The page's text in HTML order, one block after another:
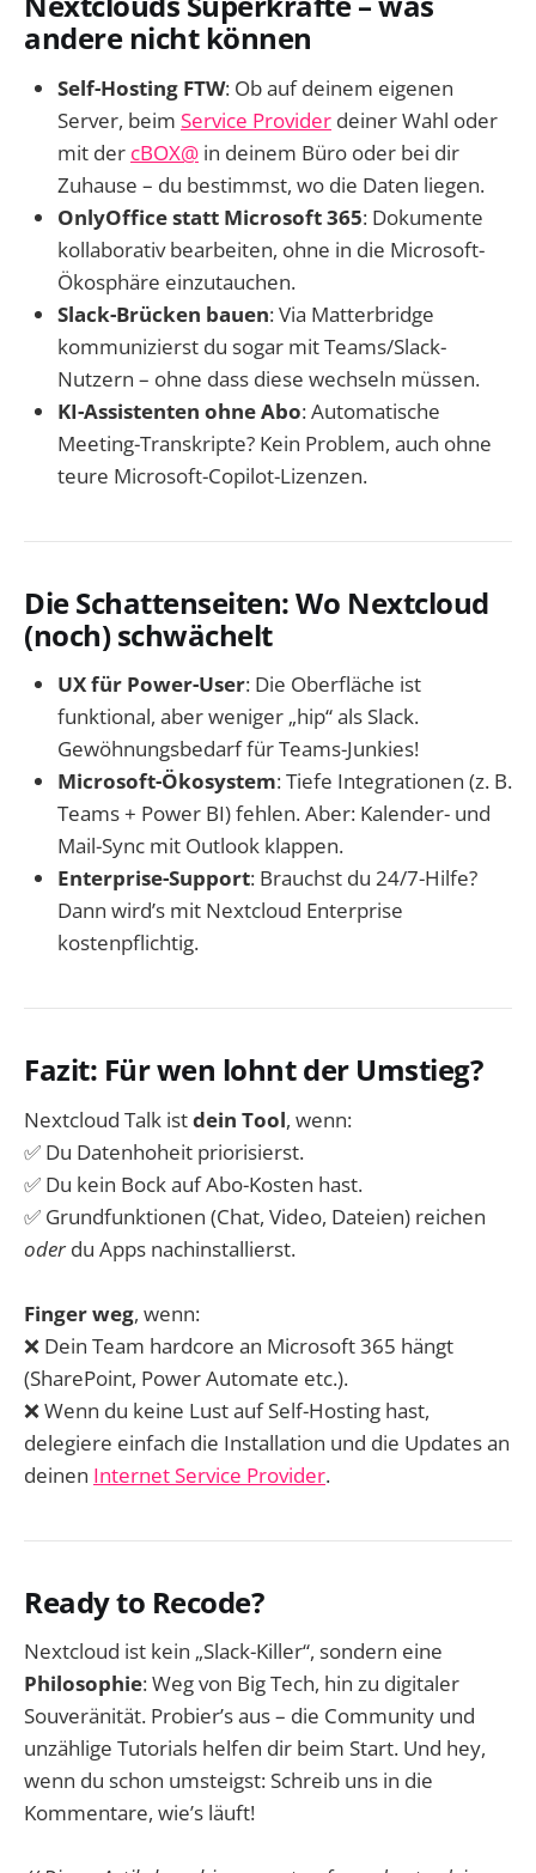
andere nicht können
Self-Hosting FTW: Ob auf deinem eigenen
Server, beim Service Provider deiner Wahl oder
mit der cBOX@ in deinem Büro oder bei dir
Zuhause – du bestimmst, wo die Daten liegen.
OnlyOffice statt Microsoft 365: Dokumente
kollaborativ bearbeiten, ohne in die Microsoft-
Ökosphäre einzutauchen.
Slack-Brücken bauen: Via Matterbridge
kommunizierst du sogar mit Teams/Slack-
Nutzern – ohne dass diese wechseln müssen.
KI-Assistenten ohne Abo: Automatische
Meeting-Transkripte? Kein Problem, auch ohne
teure Microsoft-Copilot-Lizenzen.
Die Schattenseiten: Wo Nextcloud
(noch) schwächelt
UX für Power-User: Die Oberfläche ist
funktional, aber weniger „hip“ als Slack.
Gewöhnungsbedarf für Teams-Junkies!
Microsoft-Ökosystem: Tiefe Integrationen (z. B.
Teams + Power BI) fehlen. Aber: Kalender- und
Mail-Sync mit Outlook klappen.
Enterprise-Support: Brauchst du 24/7-Hilfe?
Dann wird’s mit Nextcloud Enterprise
kostenpflichtig.
Fazit: Für wen lohnt der Umstieg?
Nextcloud Talk istdein Tool, wenn:
✅ Du Datenhoheit priorisierst.
✅ Du kein Bock auf Abo-Kosten hast.
✅ Grundfunktionen (Chat, Video, Dateien) reichen
oderdu Apps nachinstallierst.
Finger weg, wenn:
❌ Dein Team hardcore an Microsoft 365 hängt
(SharePoint, Power Automate etc.).
❌ Wenn du keine Lust auf Self-Hosting hast,
delegiere einfach die Installation und die Updates an
deinen Internet Service Provider.
Ready to Recode?
Nextcloud ist kein „Slack-Killer“, sondern eine
Philosophie: Weg von Big Tech, hin zu digitaler
Souveränität. Probier’s aus – die Community und
unzählige Tutorials helfen dir beim Start. Und hey,
wenn du schon umsteigst: Schreib uns in die
Kommentare, wie’s läuft!